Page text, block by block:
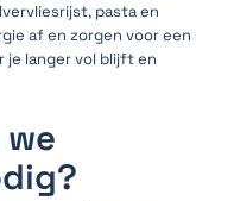
pasta en
af en zorgen voor een
je langer vol blijft en